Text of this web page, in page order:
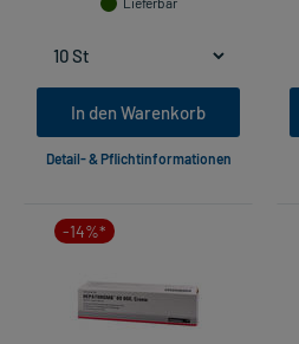
In den Warenkorb
Detail- & Pflichtinformationen
-14%*